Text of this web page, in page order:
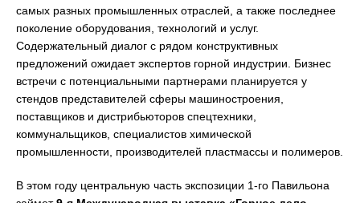
самых разных промышленных отраслей, а также последнее
поколение оборудования, технологий и услуг.
Содержательный диалог с рядом конструктивных
предложений ожидает экспертов горной индустрии. Бизнес
встречи с потенциальными партнерами планируется у
стендов представителей сферы машиностроения,
поставщиков и дистрибьюторов спецтехники,
коммунальщиков, специалистов химической
промышленности, производителей пластмассы и полимеров.
В этом году центральную часть экспозиции 1-го Павильона